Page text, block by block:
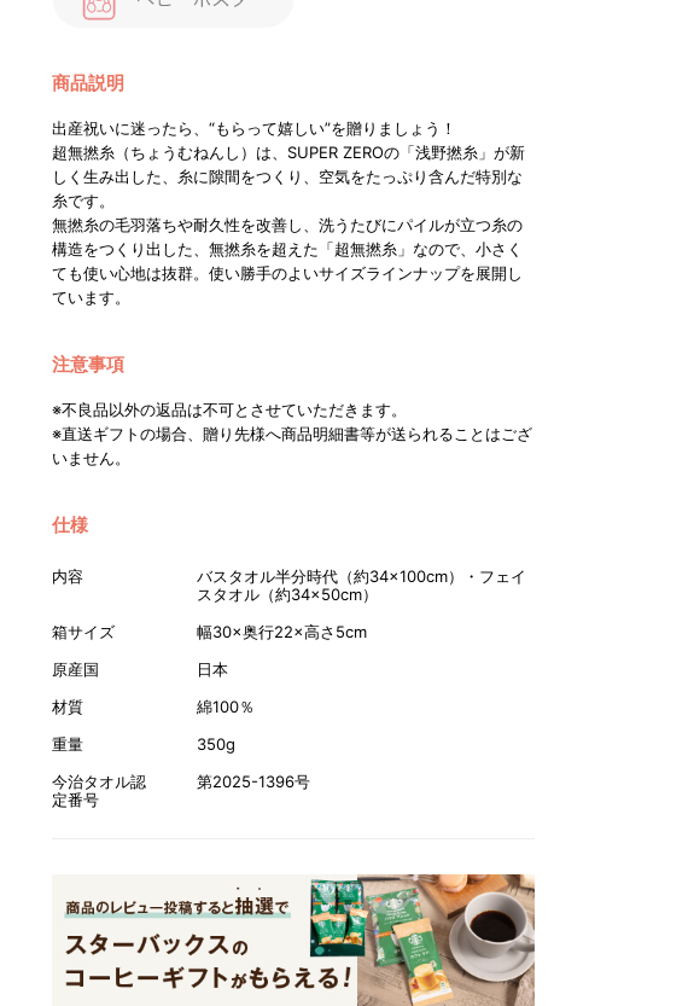
商品説明
出産祝いに迷ったら、“もらって嬉しい”を贈りましょう！
超無撚糸（ちょうむねんし）は、SUPER ZEROの「浅野撚糸」が新
しく生み出した、糸に隙間をつくり、空気をたっぷり含んだ特別な
糸です。
無撚糸の毛羽落ちや耐久性を改善し、洗うたびにパイルが立つ糸の
構造をつくり出した、無撚糸を超えた「超無撚糸」なので、小さく
ても使い心地は抜群。使い勝手のよいサイズラインナップを展開し
ています。
注意事項
※不良品以外の返品は不可とさせていただきます。
※直送ギフトの場合、贈り先様へ商品明細書等が送られることはござ
いません。
仕様
内容
バスタオル半分時代（約34×100cm）・フェイ
スタオル（約34×50cm）
箱サイズ
幅30×奥行22×高さ5cm
原産国
日本
材質
綿100％
重量
350g
今治タオル認
定番号
第2025-1396号